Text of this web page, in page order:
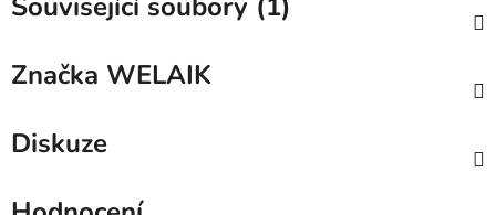
Značka WELAIK
Diskuze